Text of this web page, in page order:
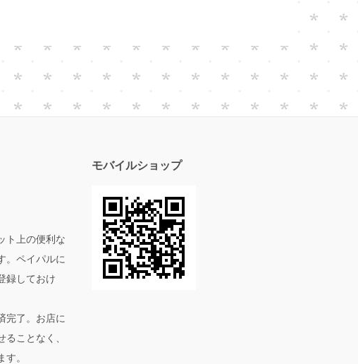
ト上の便利な
。ペイパルに
録しておけ
完了。お店に
ことなく、
。
モバイルショップ